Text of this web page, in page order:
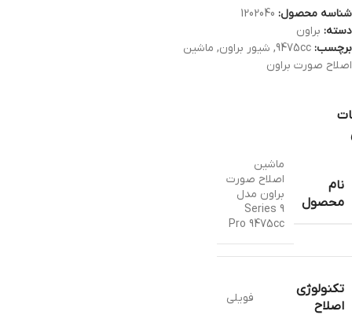
شناسه محصول: 1202040
دسته: براون
برچسب: 9475cc
, شیور براون, ماشین
اصلاح صورت براون
نام
محصول
ماشین
اصلاح صورت
براون مدل
Series 9
Pro 9475cc
تکنولوژی
اصلاح
فویلی